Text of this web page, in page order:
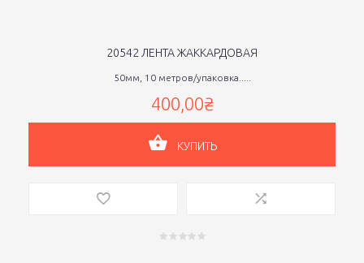
20542 ЛЕНТА ЖАККАРДОВАЯ
50мм, 10 метров/упаковка.....
400,00₴
КУПИТЬ